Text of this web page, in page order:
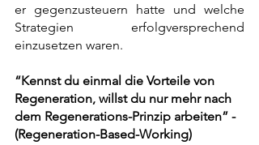
er gegenzusteuern hatte und welche
Strategien erfolgversprechend
einzusetzen waren.
“Kennst du einmal die Vorteile von
Regeneration, willst du nur mehr nach
dem Regenerations-Prinzip arbeiten” -
(Regeneration-Based-Working)